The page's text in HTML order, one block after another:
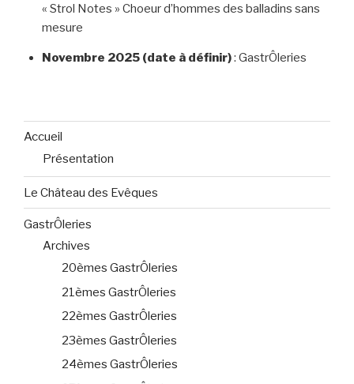
« Strol Notes » Choeur d’hommes des balladins sans
mesure
Novembre 2025 (date à définir): GastrÔleries
Accueil
Présentation
Le Château des Evêques
GastrÔleries
Archives
20èmes GastrÔleries
21èmes GastrÔleries
22èmes GastrÔleries
23èmes GastrÔleries
24èmes GastrÔleries